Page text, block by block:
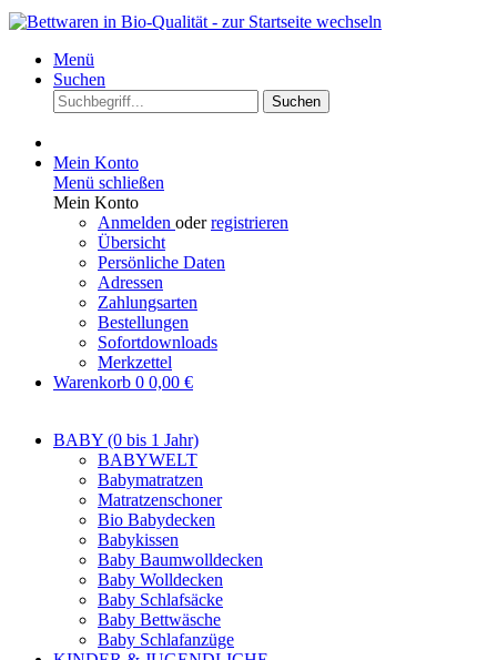
Menü
Suchen
Suchen
Mein Konto
Menü schließen
Mein Konto
Anmelden oderregistrieren
Übersicht
Persönliche Daten
Adressen
Zahlungsarten
Bestellungen
Sofortdownloads
Merkzettel
Warenkorb 0 0,00 €
BABY (0 bis 1 Jahr)
BABYWELT
Babymatratzen
Matratzenschoner
Bio Babydecken
Babykissen
Baby Baumwolldecken
Baby Wolldecken
Baby Schlafsäcke
Baby Bettwäsche
Baby Schlafanzüge